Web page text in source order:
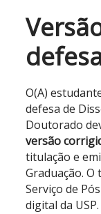
O(A)
defesa de
Doutorado
versão
titulação e
Graduação.
Serviço de
digital da USP.